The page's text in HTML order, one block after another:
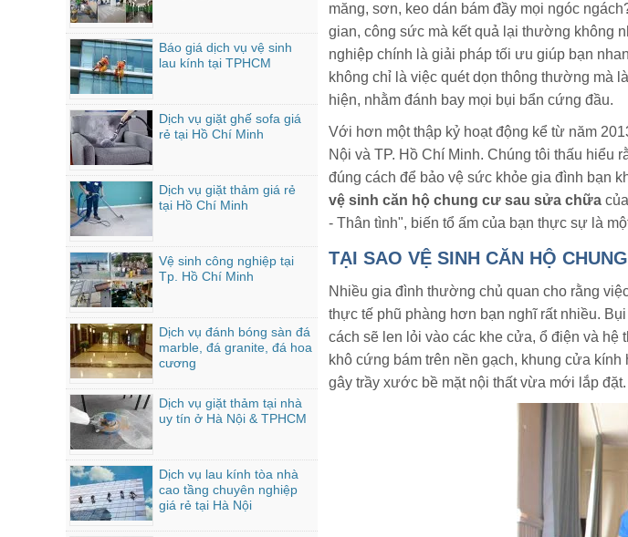
Báo giá dịch vụ vệ sinh
lau kính tại TPHCM
Dịch vụ giặt ghế sofa giá
rẻ tại Hồ Chí Minh
Dịch vụ giặt thảm giá rẻ
tại Hồ Chí Minh
Vệ sinh công nghiệp tại
Tp. Hồ Chí Minh
Dịch vụ đánh bóng sàn đá
marble, đá granite, đá hoa
cương
Dịch vụ giặt thảm tại nhà
uy tín ở Hà Nội & TPHCM
Dịch vụ lau kính tòa nhà
cao tầng chuyên nghiệp
giá rẻ tại Hà Nội
măng, sơn, keo dán bám đầy mọi ngóc
gian, công sức mà kết quả lại thường không
nghiệp chính là giải pháp tối ưu giúp bạn
không chỉ là việc quét dọn thông thường mà
hiện, nhằm đánh bay mọi bụi bẩn cứng đầu.
Với hơn một thập kỷ hoạt động kể từ năm
Nội và TP. Hồ Chí Minh. Chúng tôi thấu hiểu
đúng cách để bảo vệ sức khỏe gia đình bạn
vệ sinh căn hộ chung cư sau sửa chữa
- Thân tình", biến tổ ấm của bạn thực sự là
TẠI SAO VỆ SINH CĂN HỘ
Nhiều gia đình thường chủ quan cho rằng
thực tế phũ phàng hơn bạn nghĩ rất nhiều.
cách sẽ len lỏi vào các khe cửa, ổ điện và
khô cứng bám trên nền gạch, khung cửa
gây trầy xước bề mặt nội thất vừa mới lắp đặt.